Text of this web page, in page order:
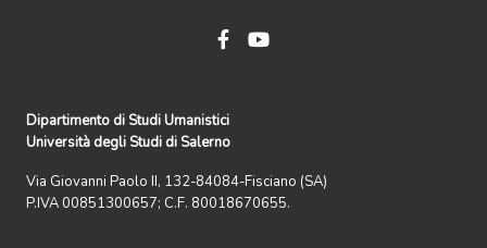
Dipartimento di Studi Umanistici
Università degli Studi di Salerno
Via Giovanni Paolo II, 132-84084-Fisciano (SA)
P.IVA 00851300657; C.F. 80018670655.